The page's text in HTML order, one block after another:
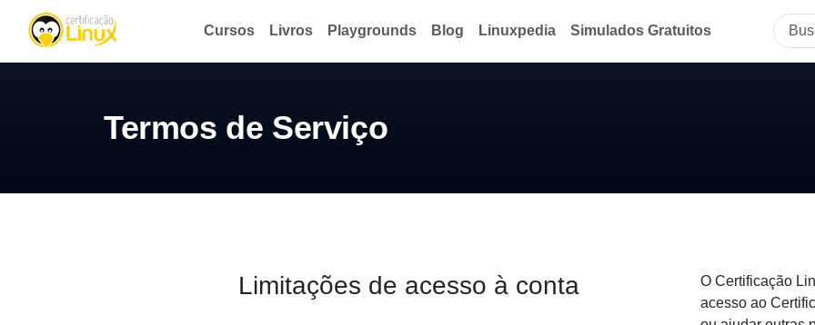
Cursos Livros Playgrounds Blog Linuxpedia Simulados Gratuitos
Termos de Serviço
Limitações de acesso à conta
O Certificação
acesso ao